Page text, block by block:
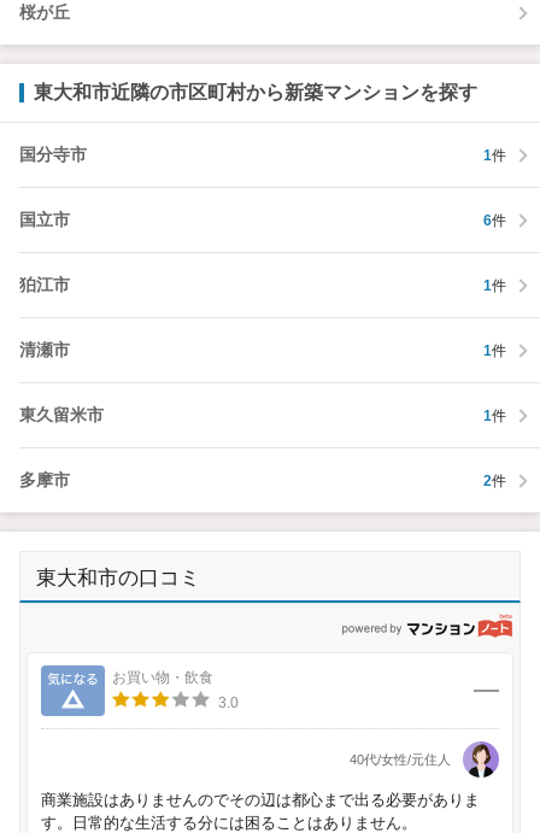
桜が丘
東大和市近隣の市区町村から新築マンションを探す
国分寺市 1件
国立市 6件
狛江市 1件
清瀬市 1件
東久留米市 1件
多摩市 2件
東大和市の口コミ
気になる
お買い物・飲食
3.0
40代/女性/元住人
商業施設はありませんのでその辺は都心まで出る必要がありま
す。日常的な生活する分には困ることはありません。